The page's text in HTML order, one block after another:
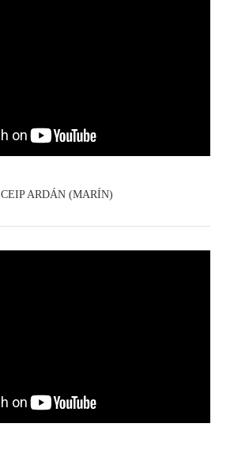
CEIP ARDÁN (MARÍN)